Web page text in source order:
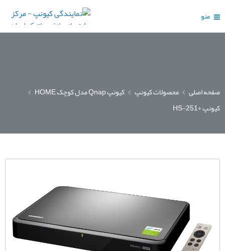
منو
صفحه اصلی محصولات کیونپ
کیونپ Qnap مدل کوچک HOME
کیونپ +HS-251